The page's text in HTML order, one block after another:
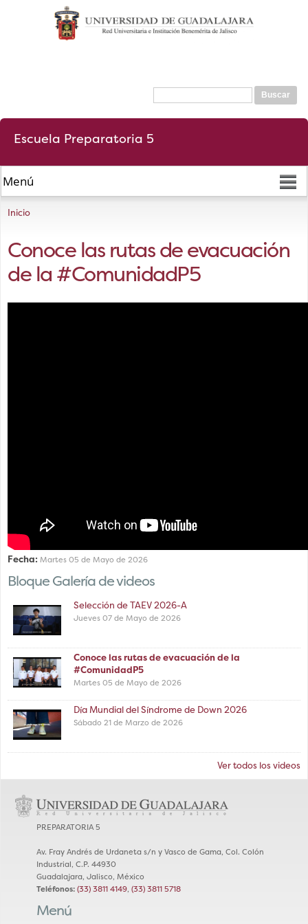
contenido
principal
Formulario de búsqueda
Buscar
Escuela Preparatoria 5
Se encuentra usted aquí
Inicio
Conoce las rutas de evacuación
de la #ComunidadP5
Fecha: Martes 05 de Mayo de 2026
Bloque Galería de videos
Selección de TAEV 2026-A
Jueves 07 de Mayo de 2026
Conoce las rutas de evacuación de la
#ComunidadP5
Martes 05 de Mayo de 2026
Día Mundial del Síndrome de Down 2026
Sábado 21 de Marzo de 2026
Ver todos los videos
PREPARATORIA 5
Av. Fray Andrés de Urdaneta s/n y Vasco de Gama, Col. Colón
Industrial, C.P. 44930
Guadalajara, Jalisco, México
Teléfonos: (33) 3811 4149, (33) 3811 5718
Menú